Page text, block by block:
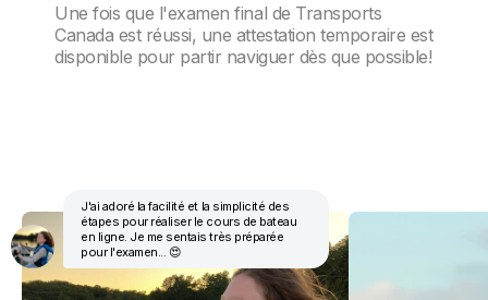
Une fois que l'examen final de Transports
Canada est réussi, une attestation temporaire est
disponible pour partir naviguer dès que possible!
J'ai adoré la facilité et la simplicité des
étapes pour réaliser le cours de bateau
en ligne. Je me sentais très préparée
pour l'examen... 😍